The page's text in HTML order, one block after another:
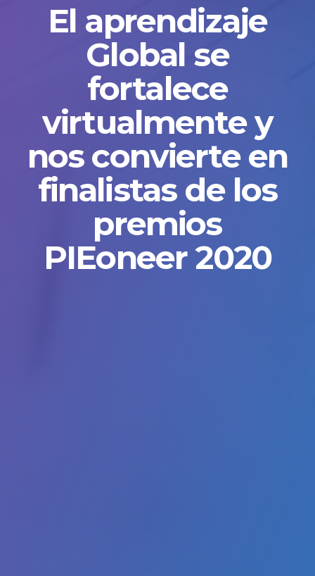
El aprendizaje
Global se
fortalece
virtualmente y
nos convierte en
finalistas de los
premios
PIEoneer 2020